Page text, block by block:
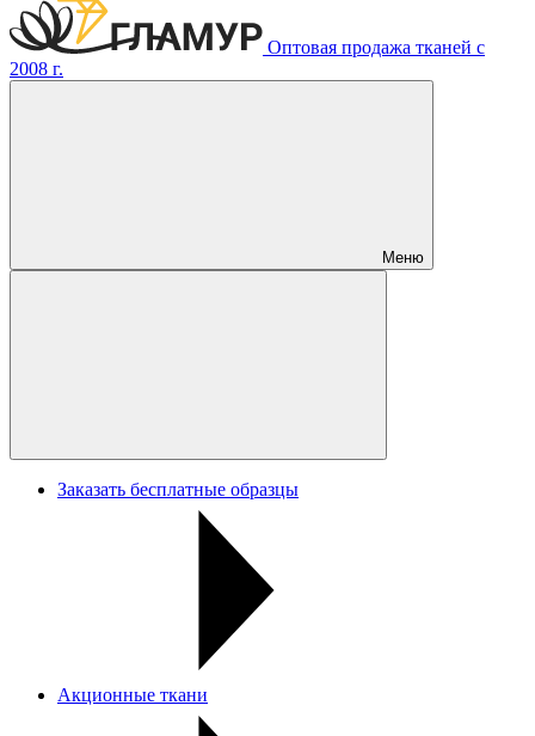
Оптовая продажа тканей с
2008 г.
Меню
Заказать бесплатные образцы
Акционные ткани